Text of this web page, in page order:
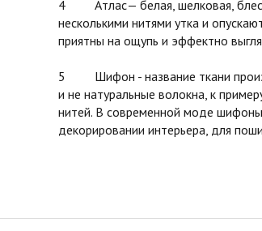
4 Атлас— белая, шелковая,
несколькими нитями утка и
приятны на ощупь и эффектно
5 Шифон - название ткани
и не натуральные волокна, к
нитей. В современной моде
декорировании интерьера, для